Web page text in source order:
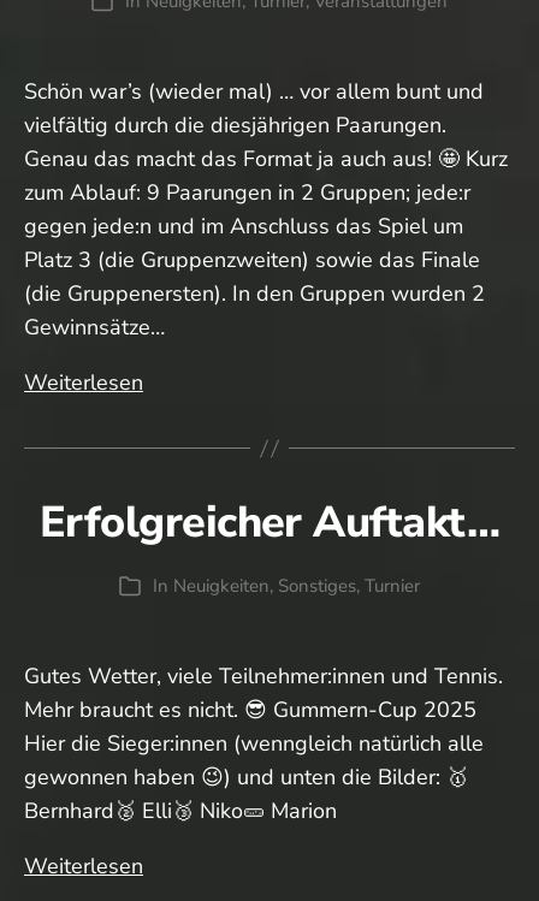
Schön war’s (wieder mal) … vor allem bunt und
vielfältig durch die diesjährigen Paarungen.
Genau das macht das Format ja auch aus! 🤩 Kurz
zum Ablauf: 9 Paarungen in 2 Gruppen; jede:r
gegen jede:n und im Anschluss das Spiel um
Platz 3 (die Gruppenzweiten) sowie das Finale
(die Gruppenersten). In den Gruppen wurden 2
Gewinnsätze…
Weiterlesen
Nachlese
Erfolgreicher Auftakt…
Kategorien
In Neuigkeiten, Sonstiges, Turnier
Gutes Wetter, viele Teilnehmer:innen und Tennis.
Mehr braucht es nicht. 😎 Gummern-Cup 2025
Hier die Sieger:innen (wenngleich natürlich alle
gewonnen haben 😉) und unten die Bilder: 🥇
Bernhard🥈 Elli🥉 Niko🥒 Marion
Weiterlesen